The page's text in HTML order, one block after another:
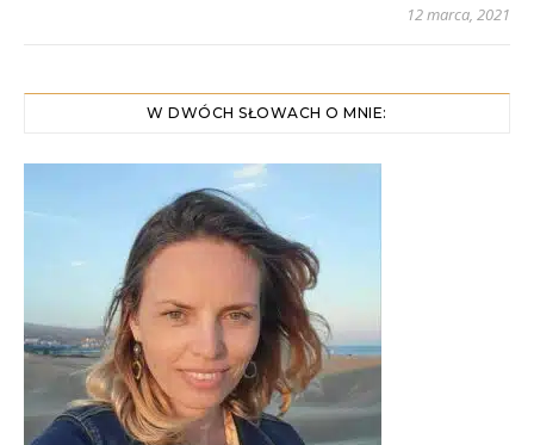
12 marca, 2021
W DWÓCH SŁOWACH O MNIE: